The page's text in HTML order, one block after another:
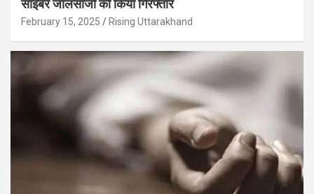
साइबर जालसाजों को किया गिरफ्तार
February 15, 2025 Rising Uttarakhand